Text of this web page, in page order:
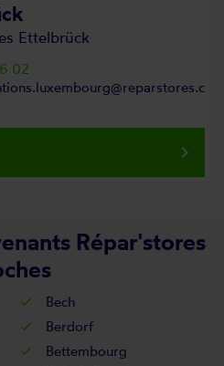
Ettelbrück
02
keyboard_arrow_right
Répar'stores
Bech
Berdorf
Bettembourg